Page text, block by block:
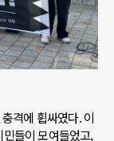
격에 휩싸였다. 이
들이 모여들었고,